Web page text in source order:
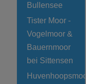
Bullensee
Tister Moor -
Vogelmoor &
Bauernmoor
bei Sittensen
Huvenhoopsmoor